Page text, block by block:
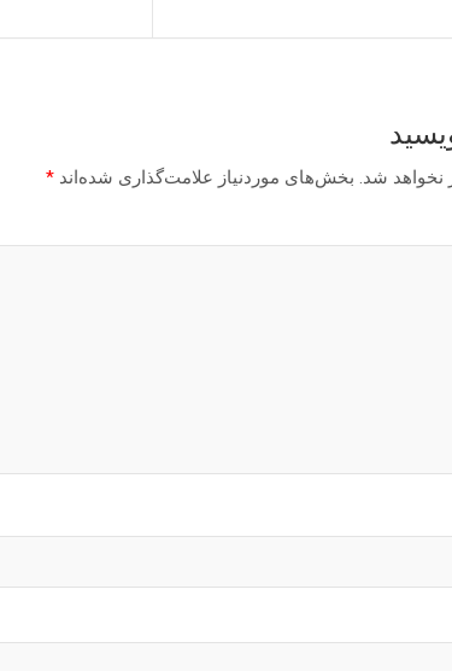
نخواهد شد. بخش‌های موردنیاز علامت‌گذاری شده‌اند *